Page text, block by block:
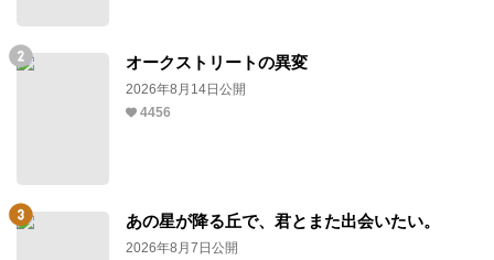
オークストリートの異変
2026年8月14日公開
4456
あの星が降る丘で、君とまた出会いたい。
2026年8月7日公開